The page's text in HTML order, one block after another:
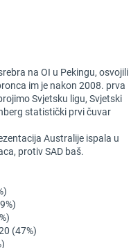
na OI u Pekingu, osvojili
im je nakon 2008. prva
Svjetsku ligu, Svjetski
statistički prvi čuvar
Australije ispala u
protiv SAD baš.
(47%)